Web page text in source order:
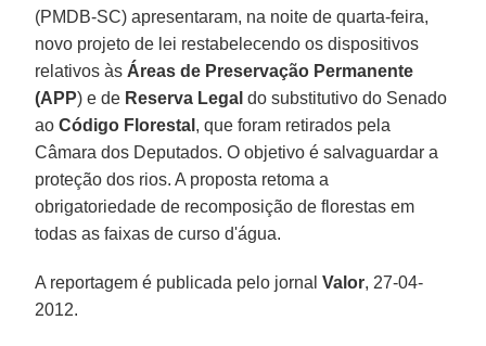
(PMDB-SC) apresentaram, na noite de quarta-feira,
novo projeto de lei restabelecendo os dispositivos
relativos às Áreas de Preservação Permanente
(APP) e de Reserva Legaldo substitutivo do Senado
aoCódigo Florestal , que foram retirados pela
Câmara dos Deputados. O objetivo é salvaguardar a
proteção dos rios. A proposta retoma a
obrigatoriedade de recomposição de florestas em
todas as faixas de curso d'água.
A reportagem é publicada pelo jornalValor, 27-04-
2012.